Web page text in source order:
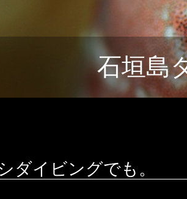
石垣島
ダイビングでも。